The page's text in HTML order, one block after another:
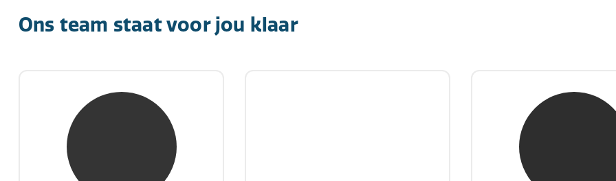
Ons team staat voor jou klaar
mw. mr. S. Gholamalian
NIVRE Register-Expert
“Als je de richting van de wind
niet kunt veranderen, verander
mw. mr. H.A. de
NIVRE Register-
"There is no elevator to
you need to take the